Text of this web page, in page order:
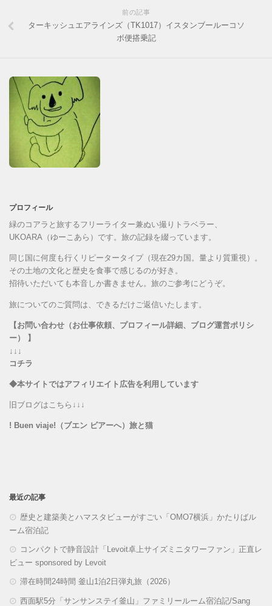
前の記事
ターキッシュエアラインズ（TK1017）イスタンブールーコソ
ボ便搭乗記
プロフィール
緑のコアラと旅するフリーライター兼ぬい撮りトラベラー、
UKOARA（ゆーこあら）です。旅の記録を綴っています。
同じ国に何度も行くリピータータイプ（現在29カ国。量より質重視）。
その土地の文化と歴史を食事で感じるのが好き。
招待いただいても本音しか書きません。旅のご参考にどうぞ。
旅についてのご質問は、できるだけご返信いたします。
【お問い合わせ（お仕事依頼、プロフィール詳細、ブログ運営ポリシ
ー） 】
↓↓↓
コチラ
◆本サイトではアフィリエイト広告を利用しています
旧ブログはこちら↓↓↓
! Buen viaje!（ブエン ビアーへ）旅と猫
最近の記事
歴史と建築美とハマスタビューがすごい「OMO7横浜」かたりばル
ーム宿泊記
コンパクトで静音設計「Levoit卓上サイズミニタワーファン」正直レ
ビュー sponsored by Levoit
滞在時間24時間 釜山1泊2日弾丸旅（2026）
西面駅5分「サンサンステイ釜山」ファミリールーム宿泊記/Sang